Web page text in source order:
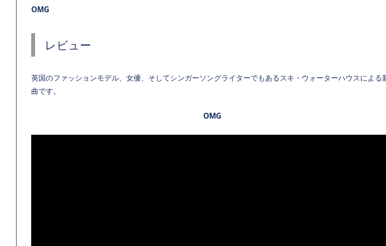
OMG
レビュー
英国のファッションモデル、女優、そしてシンガーソングライターでもあるスキ・ウォーターハウスによる
曲です。
OMG